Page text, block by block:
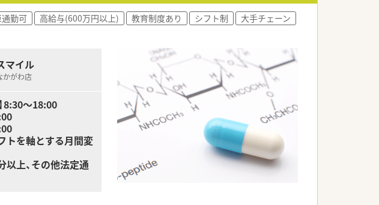
通勤可 高給与(600万円以上) 教育制度あり シフト制
大手チェーン
マイル
がわ店
】8:30～18:00
トを軸とする月間変
上、その他法定通